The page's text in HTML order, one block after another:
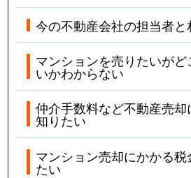
今の不動産会社の担当者と
マンションを売りたいが
いかわからない
仲介手数料など不動産売
知りたい
マンション売却にかかる税
たい